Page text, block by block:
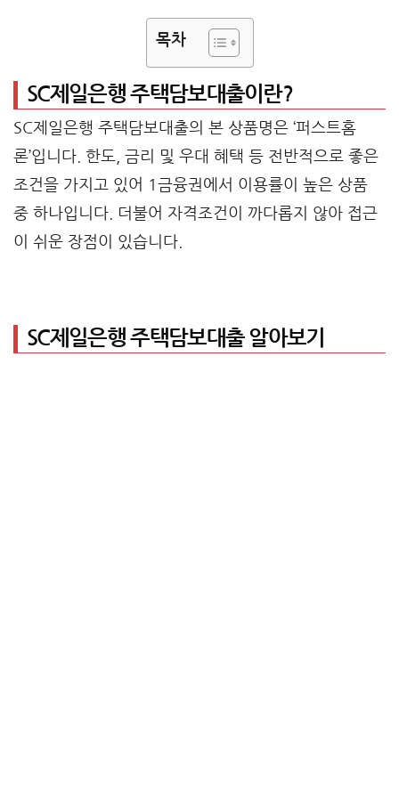
목차
SC제일은행 주택담보대출이란?
SC제일은행 주택담보대출의 본 상품명은 ‘퍼스트홈
론’입니다. 한도, 금리 및 우대 혜택 등 전반적으로 좋은
조건을 가지고 있어 1금융권에서 이용률이 높은 상품
중 하나입니다. 더불어 자격조건이 까다롭지 않아 접근
이 쉬운 장점이 있습니다.
SC제일은행 주택담보대출 알아보기